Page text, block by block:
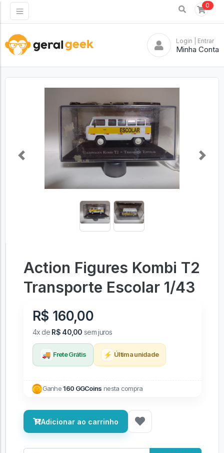
0
Login | Entrar
Minha Conta
Previous Next
Action Figures Kombi T2
Transporte Escolar 1/43
R$ 160,00
4x de R$ 40,00 sem juros
🚚 Frete Grátis ⚡ Última unidade
Ganhe160 GGCoins nesta compra
Adicionar ao carrinho